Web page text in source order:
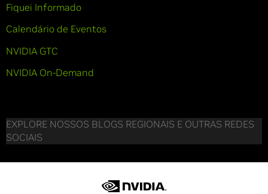
Fiquei Informado
Calendário de Eventos
NVIDIA GTC
NVIDIA On-Demand
EXPLORE NOSSOS BLOGS REGIONAIS E OUTRAS REDES
SOCIAIS